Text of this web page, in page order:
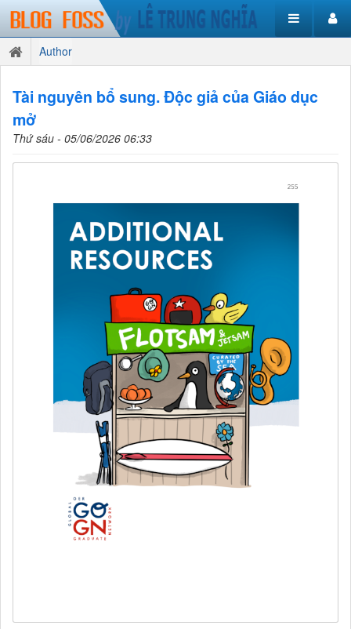
Author
Tài nguyên bổ sung. Độc giả của Giáo dục
mở
Thứ sáu - 05/06/2026 06:33